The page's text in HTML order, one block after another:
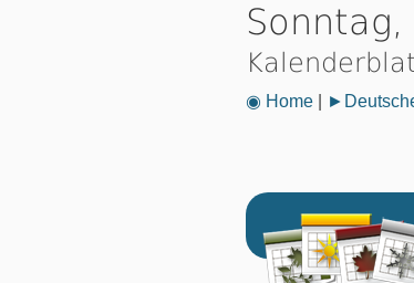
◉ Home